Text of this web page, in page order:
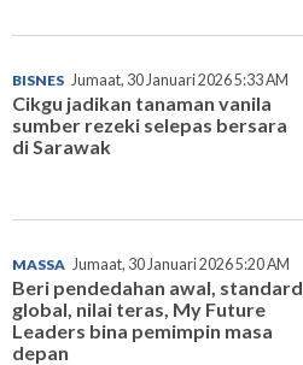
BISNES Jumaat, 30 Januari 2026 5:33 AM
Cikgu jadikan tanaman vanila
sumber rezeki selepas bersara
di Sarawak
MASSA Jumaat, 30 Januari 2026 5:20 AM
Beri pendedahan awal, standard
global, nilai teras, My Future
Leaders bina pemimpin masa
depan